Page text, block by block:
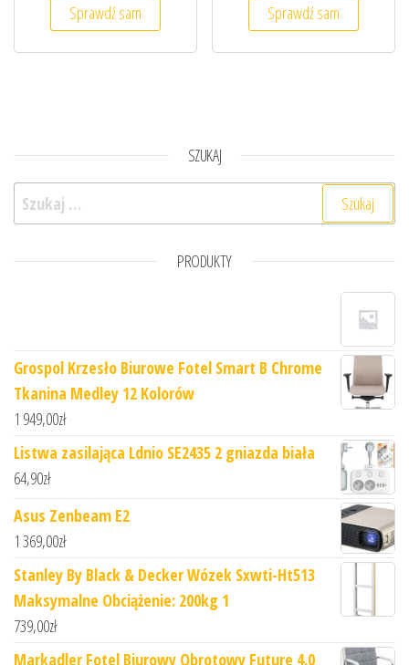
Sprawdź sam Sprawdź sam
SZUKAJ
Szukaj:
PRODUKTY
Grospol Krzesło Biurowe Fotel Smart B Chrome
Tkanina Medley 12 Kolorów
1 949,00zł
Listwa zasilająca Ldnio SE2435 2 gniazda biała
64,90zł
Asus Zenbeam E2
1 369,00zł
Stanley By Black & Decker Wózek Sxwti-Ht513
Maksymalne Obciążenie: 200kg 1
739,00zł
Markadler Fotel Biurowy Obrotowy Future 4.0